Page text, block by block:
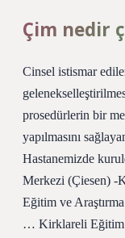
Çim nedir
Cinsel istismar
prosedürlerin bir
yapılmasını
Hastanemizde
Merkezi (Çiesen) -
Eğitim ve
… Kirklareli Eğitim